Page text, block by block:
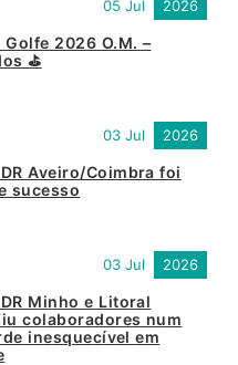
Golfe 2026 O.M. –
⛳
05 Jul 2026
Aveiro/Coimbra foi
sucesso
03 Jul 2026
Minho e Litoral
colaboradores num
inesquecível em
03 Jul 2026